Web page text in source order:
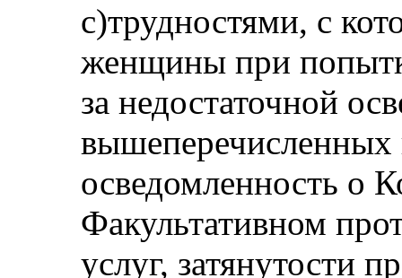
c)трудностями, с
женщины при
за недостаточной
вышеперечисленных
осведомленность о
Факультативном
услуг, затянутости